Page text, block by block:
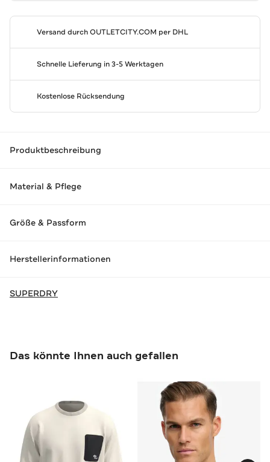
Versand durchOUTLETCITY.COM per DHL
Schnelle Lieferung in 3-5 Werktagen
Kostenlose Rücksendung
Produktbeschreibung
Material & Pflege
Größe & Passform
Herstellerinformationen
SUPERDRY
Das könnte Ihnen auch gefallen